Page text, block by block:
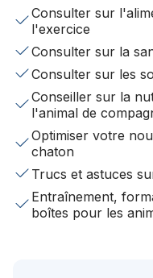
Consulter sur
l'exercice
Consulter sur la
Consulter sur les
Conseiller sur la
l'animal de
Optimiser votre
chaton
Trucs et astuces
Entraînement,
boîtes pour les